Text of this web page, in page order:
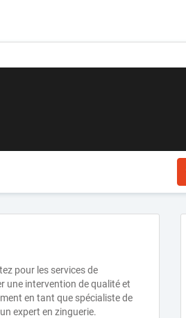
pour les services de
une intervention de qualité et
en tant que spécialiste de
expert en zinguerie.